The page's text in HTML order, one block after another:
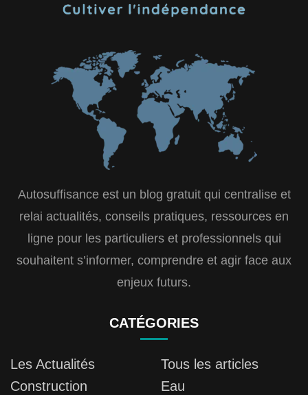
Autosuffisance est un blog gratuit qui centralise et
relai actualités, conseils pratiques, ressources en
ligne pour les particuliers et professionnels qui
souhaitent s’informer, comprendre et agir face aux
enjeux futurs.
CATÉGORIES
Les Actualités
Tous les articles
Construction
Eau